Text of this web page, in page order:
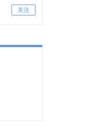
关注